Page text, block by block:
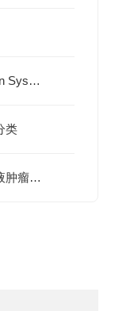
重点推介：Expression Systems昆虫细胞培养基ESF 921 (96-001-01)
类
从我不是药神说到血液肿瘤培养基